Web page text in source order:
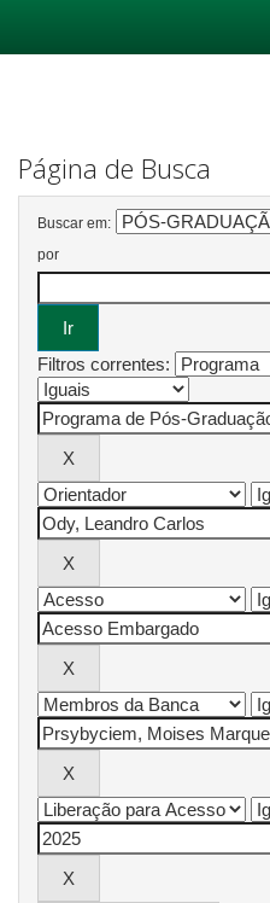
Página de Busca
Buscar em:
por
Filtros correntes: